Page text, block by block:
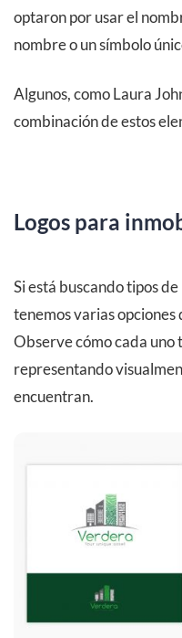
optaron por usar el
nombre o un símbolo
Algunos, como Laura
combinación de estos
Logos para
Si está buscando tipos
tenemos varias opciones
Observe cómo cada uno
representando
encuentran.